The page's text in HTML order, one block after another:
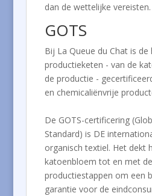
dan de wettelijke vereisten.
GOTS
Bij La Queue du Chat is de
productieketen - van de
de productie -
en chemicaliënvrije
De GOTS-certificering
Standard) is DE
organisch textiel. Het dekt
katoenbloem tot en met
productiestappen om een
garantie voor de